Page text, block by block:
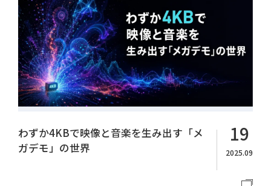
わずか4KBで映像と音楽を生み出す「メ
ガデモ」の世界
19
2025.09